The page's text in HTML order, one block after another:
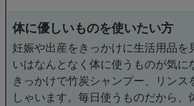
体に優しいものを使いたい方
妊娠や出産をきっかけに生活用品を
いはなんとなく体に使うものが気に
きっかけで竹炭シャンプー、リンス
しゃいます。毎日使うものだから、